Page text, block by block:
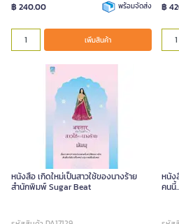
฿ 240.00 พร้อมจัดส่ง
เพิ่มสินค้า
฿
หนังสือ เกิดใหม่เป็นสาวใช้ของนางร้าย
สำนักพิมพ์ Sugar Beat
หนัง
คนนี้